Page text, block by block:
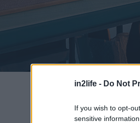
in2life - Do Not
If you wish to opt-
sensitive